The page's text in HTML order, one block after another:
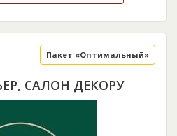
САЛОН ДЕКОРУ
Пакет «Оптимальный»